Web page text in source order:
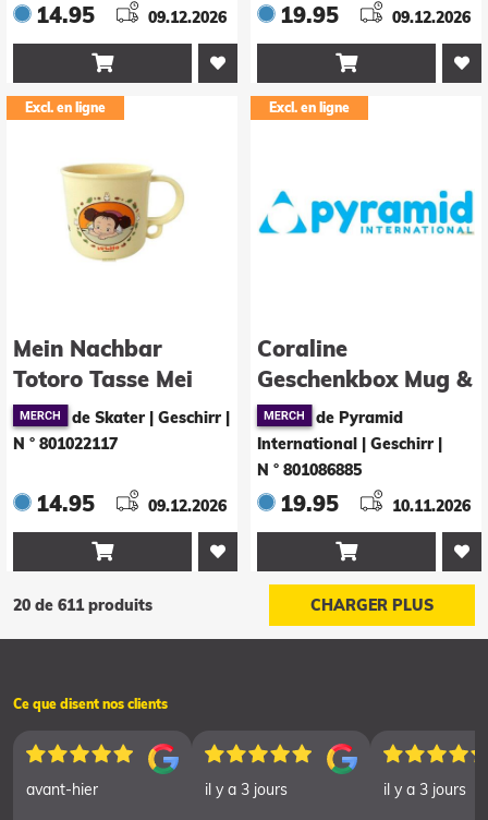
14.95 09.12.2026

19.95 09.12.2026

Excl. en ligne
Mein Nachbar
Totoro Tasse Mei
de Skater | Geschirr
N ° 801022117
14.95 09.12.2026

Excl. en ligne
Coraline
Geschenkbox Mug &
Sock de Pyramid
International | Geschirr
N ° 801086885
19.95 10.11.2026

20 de 611 produits CHARGER PLUS
Ce que disent nos clients
avant-hier il y a 3 jours il y a 3 jours